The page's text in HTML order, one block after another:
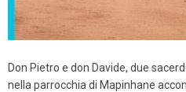
Don Pietro e don Davide, due
nella parrocchia di Mapinhane